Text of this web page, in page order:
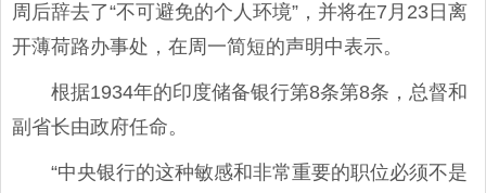
周后辞去了“不可避免的个人环境”，并将在7月23日离
开薄荷路办事处，在周一简短的声明中表示。
根据1934年的印度储备银行第8条第8条，总督和
副省长由政府任命。
“中央银行的这种敏感和非常重要的职位必须不是